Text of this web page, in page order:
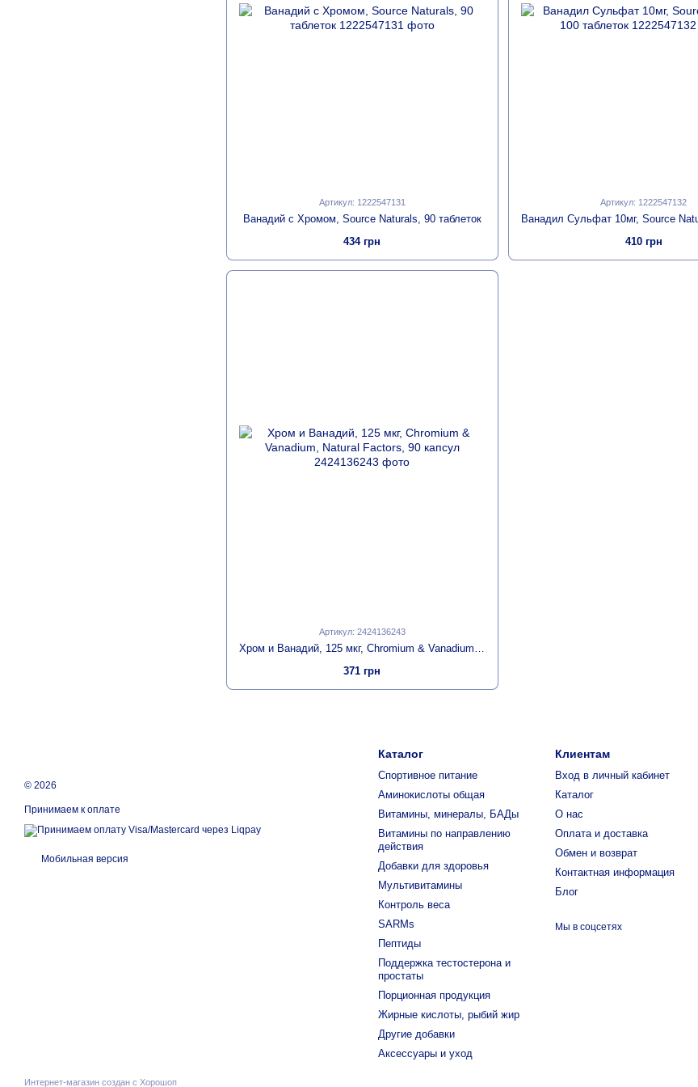
Артикул: 1222547131
Ванадий с Хромом, Source Naturals, 90 таблеток
434 грн
Артикул: 1222547132
410 грн
Артикул: 2424136243
Хром и Ванадий, 125 мкг, Chromium & Vanadium, Natural Factors, 90 капсул
371 грн
© 2026
Принимаем к оплате
Мобильная версия
Интернет-магазин создан с Хорошоп
Каталог
Спортивное питание
Аминокислоты общая
Витамины, минералы, БАДы
Витамины по направлению
действия
Добавки для здоровья
Мультивитамины
Контроль веса
SARMs
Пептиды
Поддержка тестостерона и
простаты
Порционная продукция
Жирные кислоты, рыбий жир
Другие добавки
Аксессуары и уход
Клиентам
Вход в личный кабинет
Каталог
О нас
Оплата и доставка
Обмен и возврат
Контактная информация
Блог
Мы в соцсетях